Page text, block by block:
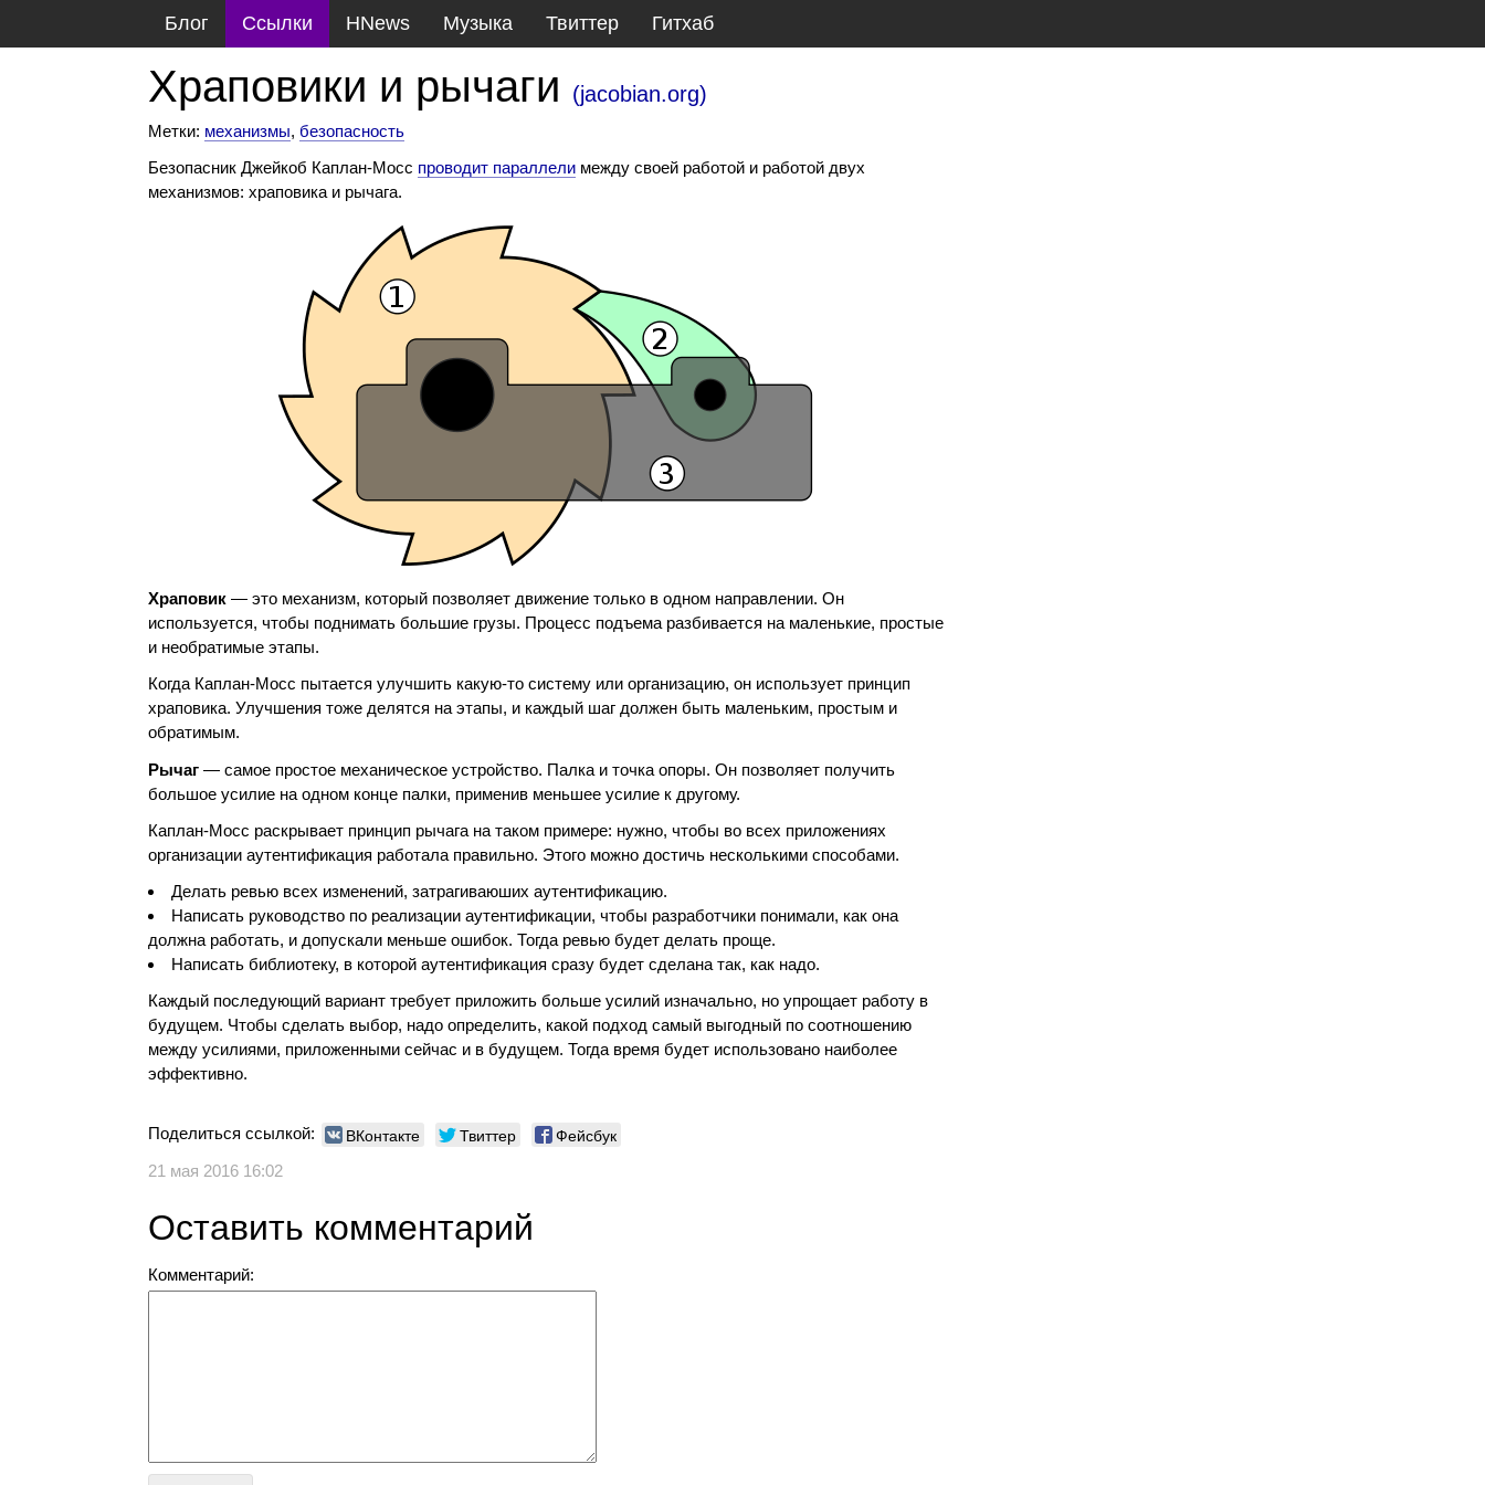
Блог Ссылки HNews Музыка Твиттер Гитхаб
Храповики и рычаги (jacobian.org)
Метки: механизмы,безопасность
Безопасник Джейкоб Каплан-Мосс проводит параллели между своей работой и работой двух
механизмов: храповика и рычага.
Храповик — это механизм, который позволяет движение только в одном направлении. Он
используется, чтобы поднимать большие грузы. Процесс подъема разбивается на маленькие, простые
и необратимые этапы.
Когда Каплан-Мосс пытается улучшить какую-то систему или организацию, он использует принцип
храповика. Улучшения тоже делятся на этапы, и каждый шаг должен быть маленьким, простым и
обратимым.
Рычаг — самое простое механическое устройство. Палка и точка опоры. Он позволяет получить
большое усилие на одном конце палки, применив меньшее усилие к другому.
Каплан-Мосс раскрывает принцип рычага на таком примере: нужно, чтобы во всех приложениях
организации аутентификация работала правильно. Этого можно достичь несколькими способами.
Делать ревью всех изменений, затрагиваюших аутентификацию.
Написать руководство по реализации аутентификации, чтобы разработчики понимали, как она
должна работать, и допускали меньше ошибок. Тогда ревью будет делать проще.
Написать библиотеку, в которой аутентификация сразу будет сделана так, как надо.
Каждый последующий вариант требует приложить больше усилий изначально, но упрощает работу в
будущем. Чтобы сделать выбор, надо определить, какой подход самый выгодный по соотношению
между усилиями, приложенными сейчас и в будущем. Тогда время будет использовано наиболее
эффективно.
Поделиться ссылкой: ВКонтакте Твиттер Фейсбук
21 мая 2016 16:02
Оставить комментарий
Комментарий: